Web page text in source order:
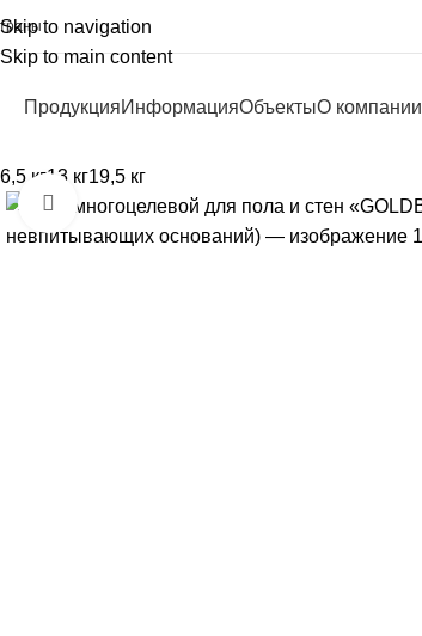
Skip to navigation
Skip to main content
ПродукцияИнформацияОбъектыО компании
6,5 кг13 кг19,5 кг
Увеличить